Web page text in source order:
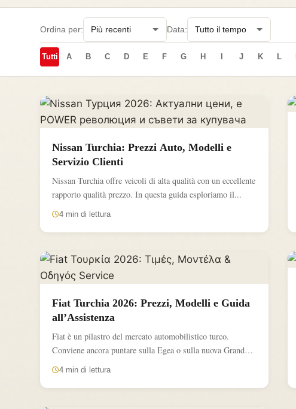
Ordina per: Data:
Tutti A B C D E F G H J K L
Nissan Turchia: Prezzi Auto, Modelli e
Servizio Clienti
Nissan Turchia offre veicoli di alta qualità con un eccellente
rapporto qualità prezzo. In questa guida esploriamo il...
4 min di lettura
Fiat Turchia 2026: Prezzi, Modelli e Guida
all’Assistenza
Fiat è un pilastro del mercato automobilistico turco.
Conviene ancora puntare sulla Egea o sulla nuova Grande
Panda...
4 min di lettura